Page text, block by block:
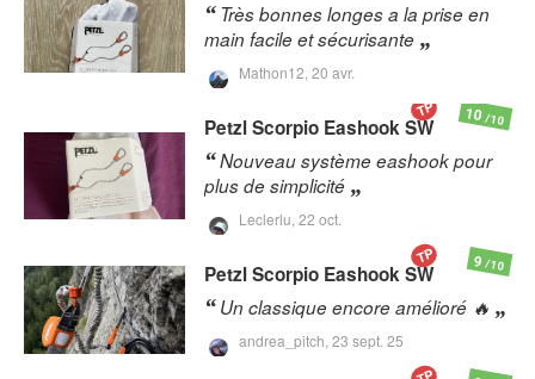
Très bonnes longes a la prise en
main facile et sécurisante
Mathon12, 20 avr.
PetzlScorpio Eashook SW
Nouveau système eashook pour
plus de simplicité
Leclerlu, 22 oct.
10/10
TP
PetzlScorpio Eashook SW
Un classique encore amélioré 🔥
andrea_pitch, 23 sept. 25
9/10
TP